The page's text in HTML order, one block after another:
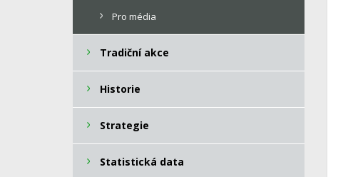
Pro média
Tradiční akce
Historie
Strategie
Statistická data